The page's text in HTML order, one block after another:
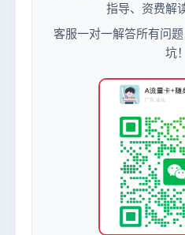
指导、资费解
客服一对一解答所有问
坑！